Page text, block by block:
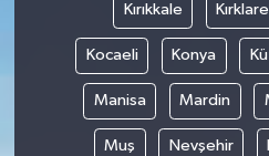
Kırıkkale
Kocaeli Konya
Manisa Mardin
Muş Nevşehir